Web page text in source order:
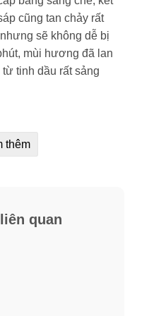
cũng tan chảy rất
sẽ không dễ bị
mùi hương đã lan
tinh dầu rất sảng
thêm
quan